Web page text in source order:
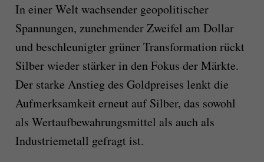
In einer Welt wachsender geopolitischer
Spannungen, zunehmender Zweifel am Dollar
und beschleunigter grüner Transformation rückt
Silber wieder stärker in den Fokus der Märkte.
Der starke Anstieg des Goldpreises lenkt die
Aufmerksamkeit erneut auf Silber, das sowohl
als Wertaufbewahrungsmittel als auch als
Industriemetall gefragt ist.